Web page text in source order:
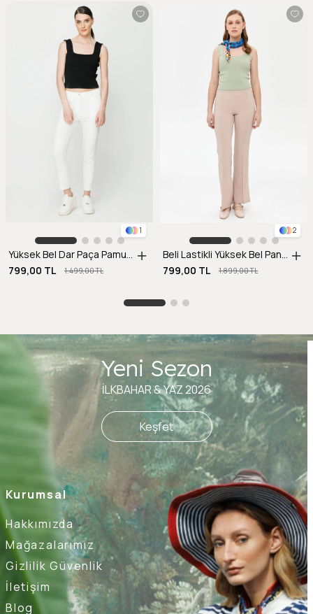
1
Yüksek Bel Dar Paça Pamuklu Pantolon-EKRU
799,00 TL
1.499,00 TL
2
Beli Lastikli Yüksek Bel Pantolon-BEJ
799,00 TL
1.899,00 TL
Kurumsal
Hakkımızda
Mağazalarımız
Gizlilik Güvenlik
İletişim
Blog
Yeni Sezon
İLKBAHAR & YAZ 2026
Keşfet